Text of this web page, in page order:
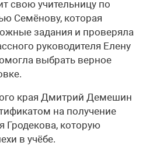
свою учительницу по
Семёнову, которая
задания и проверяла
руководителя Елену
выбрать верное
края Дмитрий Демешин
на получение
Гродекова, которую
в учёбе.